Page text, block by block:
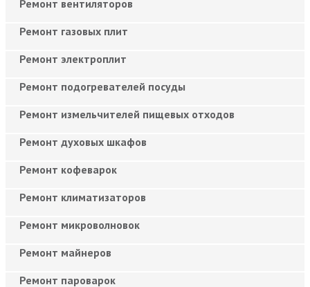
Ремонт вентиляторов
Ремонт газовых плит
Ремонт электроплит
Ремонт подогревателей посуды
Ремонт измельчителей пищевых отходов
Ремонт духовых шкафов
Ремонт кофеварок
Ремонт климатизаторов
Ремонт микроволновок
Ремонт майнеров
Ремонт пароварок